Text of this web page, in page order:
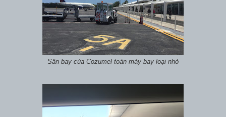
Sân bay của Cozumel toàn máy bay loại nhỏ